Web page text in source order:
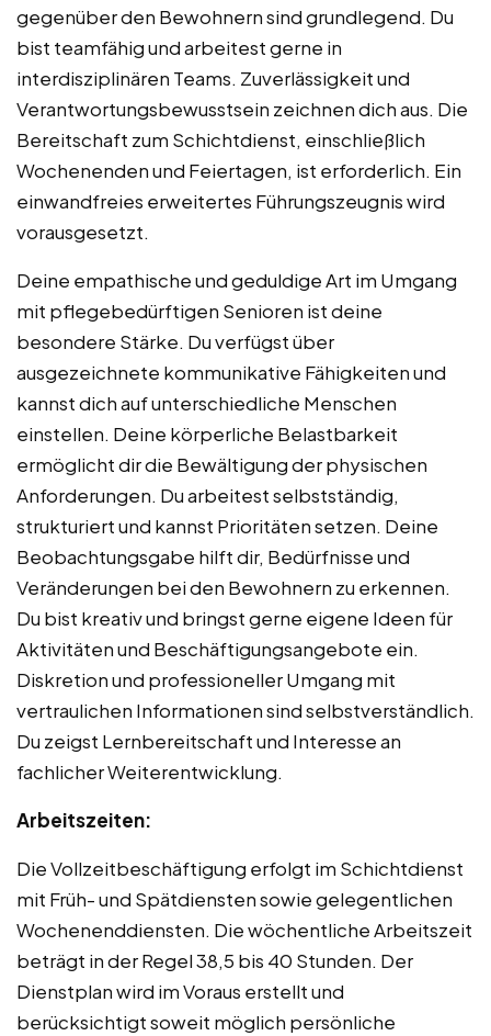
gegenüber den Bewohnern sind grundlegend. Du
bist teamfähig und arbeitest gerne in
interdisziplinären Teams. Zuverlässigkeit und
Verantwortungsbewusstsein zeichnen dich aus. Die
Bereitschaft zum Schichtdienst, einschließlich
Wochenenden und Feiertagen, ist erforderlich. Ein
einwandfreies erweitertes Führungszeugnis wird
vorausgesetzt.
Deine empathische und geduldige Art im Umgang
mit pflegebedürftigen Senioren ist deine
besondere Stärke. Du verfügst über
ausgezeichnete kommunikative Fähigkeiten und
kannst dich auf unterschiedliche Menschen
einstellen. Deine körperliche Belastbarkeit
ermöglicht dir die Bewältigung der physischen
Anforderungen. Du arbeitest selbstständig,
strukturiert und kannst Prioritäten setzen. Deine
Beobachtungsgabe hilft dir, Bedürfnisse und
Veränderungen bei den Bewohnern zu erkennen.
Du bist kreativ und bringst gerne eigene Ideen für
Aktivitäten und Beschäftigungsangebote ein.
Diskretion und professioneller Umgang mit
vertraulichen Informationen sind selbstverständlich.
Du zeigst Lernbereitschaft und Interesse an
fachlicher Weiterentwicklung.
Arbeitszeiten:
Die Vollzeitbeschäftigung erfolgt im Schichtdienst
mit Früh- und Spätdiensten sowie gelegentlichen
Wochenenddiensten. Die wöchentliche Arbeitszeit
beträgt in der Regel 38,5 bis 40 Stunden. Der
Dienstplan wird im Voraus erstellt und
berücksichtigt soweit möglich persönliche